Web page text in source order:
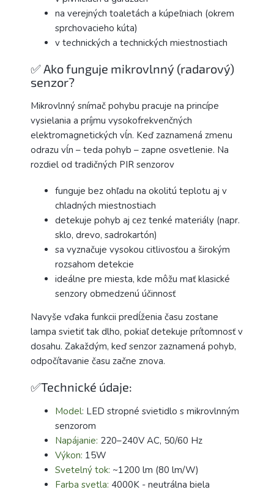
na verejných toaletách a kúpeľniach (okrem
sprchovacieho kúta)
v technických a technických miestnostiach
✅ Ako funguje mikrovlnný (radarový)
senzor?
Mikrovlnný snímač pohybu pracuje na princípe
vysielania a príjmu vysokofrekvenčných
elektromagnetických vĺn. Keď zaznamená zmenu
odrazu vĺn – teda pohyb – zapne osvetlenie. Na
rozdiel od tradičných PIR senzorov
funguje bez ohľadu na okolitú teplotu aj v
chladných miestnostiach
detekuje pohyb aj cez tenké materiály (napr.
sklo, drevo, sadrokartón)
sa vyznačuje vysokou citlivosťou a širokým
rozsahom detekcie
ideálne pre miesta, kde môžu mať klasické
senzory obmedzenú účinnosť
Navyše vďaka funkcii predĺženia času zostane
lampa svietiť tak dlho, pokiaľ detekuje prítomnosť v
dosahu. Zakaždým, keď senzor zaznamená pohyb,
odpočítavanie času začne znova.
✅Technické údaje:
Model: LED stropné svietidlo s mikrovlnným
senzorom
Napájanie: 220–240V AC, 50/60 Hz
Výkon: 15W
Svetelný tok: ~1200 lm (80 lm/W)
Farba svetla: 4000K - neutrálna biela